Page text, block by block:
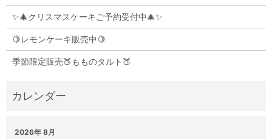
✨🎄クリスマスケーキご予約受付中🎄✨
🍋レモンケーキ販売中🍋
季節限定販売🍑もものタルト🍑
2026年 8月